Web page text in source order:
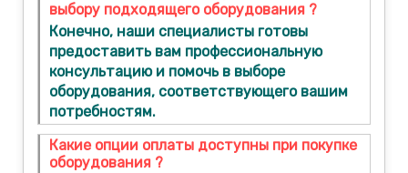
выбору подходящего оборудования ?
Конечно, наши специалисты готовы
предоставить вам профессиональную
консультацию и помочь в выборе
оборудования, соответствующего вашим
потребностям.
Какие опции оплаты доступны при покупке
оборудования ?